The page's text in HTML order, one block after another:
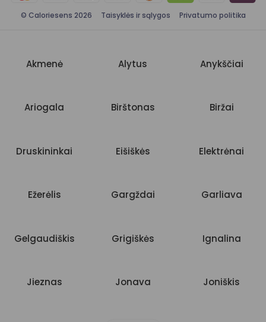
© Caloriesens 2026 Taisyklės ir sąlygos Privatumo politika
Akmenė Alytus Anykščiai
Ariogala Birštonas Biržai
Druskininkai Eišiškės Elektrėnai
Ežerėlis Gargždai Garliava
Gelgaudiškis Grigiškės Ignalina
Jieznas Jonava Joniškis